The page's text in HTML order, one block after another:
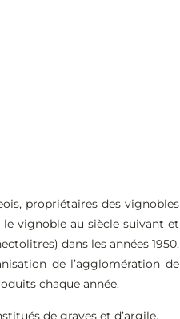
propriétaires des vignobles
vignoble au siècle suivant et
dans les années 1950,
de l’agglomération de
chaque année.
de graves et d’argile.